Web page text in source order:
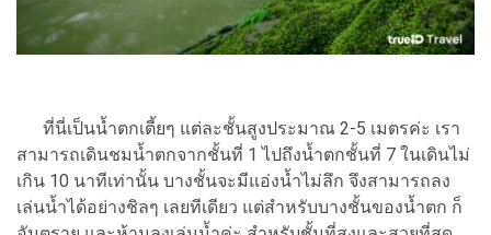
ที่นี่เป็นน้ำตกเตี้ยๆ แต่ละชั้นสูงประมาณ 2-5 เมตรค่ะ เรา
สามารถเดินชมน้ำตกจากชั้นที่ 1 ไปถึงน้ำตกชั้นที่ 7 ในเดินไม่
เกิน 10 นาทีเท่านั้น บางชั้นจะมีแอ่งน้ำไม่ลึก จึงสามารถลง
เล่นน้ำได้อย่างชิลๆ เลยทีเดียว แต่สำหรับบางชั้นของน้ำตก ก็